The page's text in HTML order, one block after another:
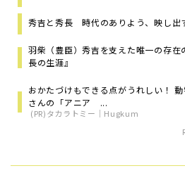
秀吉と秀長 時代のありよう、映し
羽柴（豊臣）秀吉を支えた唯一の存在
長の生涯』
おかたづけもできる点がうれしい！
さんの「アニア ...
(PR)タカラトミー｜Hugkum